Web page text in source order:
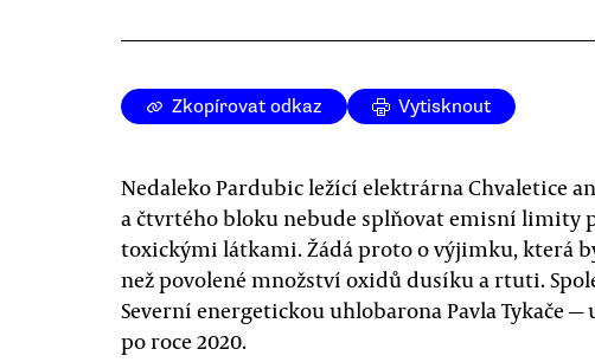
Zkopírovat odkaz Vytisknout
Nedaleko Pardubic ležící elektrárna Chvaletice
a čtvrtého bloku nebude splňovat emisní limity
toxickými látkami. Žádá proto o výjimku, která
než povolené množství oxidů dusíku a rtuti.
Severní energetickou uhlobarona Pavla Tykače
po roce 2020.